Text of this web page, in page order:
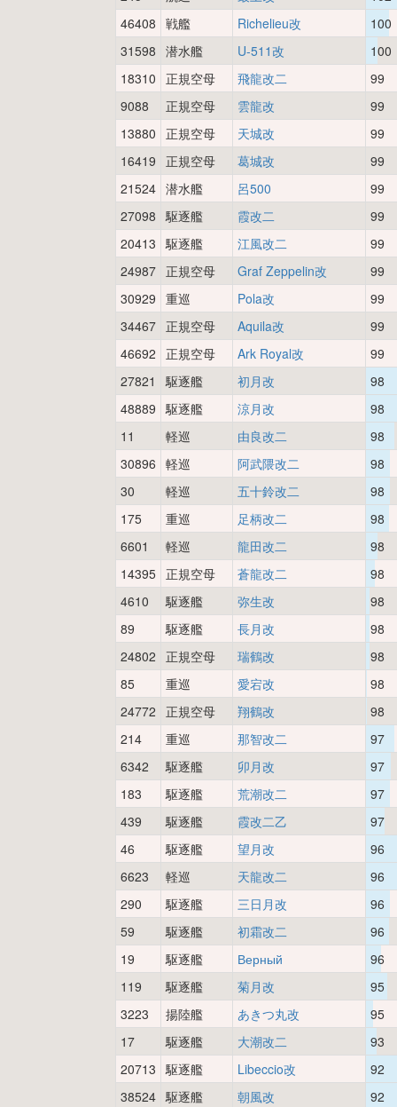
46408 戦艦 Richelieu改
100
31598 潜水艦 U-511改
100
18310 正規空母 飛龍改二
99
9088
正規空母 雲龍改
99
13880 正規空母 天城改
99
16419
正規空母 葛城改
99
21524 潜水艦 呂500
99
27098 駆逐艦 霞改二
99
20413 駆逐艦 江風改二
99
24987 正規空母 Graf Zeppelin改
99
30929 重巡 Pola改
99
34467 正規空母 Aquila改
99
46692 正規空母 Ark Royal改
99
27821
駆逐艦 初月改
98
48889 駆逐艦 涼月改
98
11
軽巡 由良改二
98
30896 軽巡 阿武隈改二
98
30
軽巡 五十鈴改二
98
175
重巡 足柄改二
98
6601
軽巡 龍田改二
98
14395 正規空母 蒼龍改二
98
4610
駆逐艦 弥生改
98
89
駆逐艦 長月改
98
24802
正規空母 瑞鶴改
98
85
重巡 愛宕改
98
24772
正規空母 翔鶴改
98
214
重巡 那智改二
97
6342
駆逐艦 卯月改
97
183
駆逐艦 荒潮改二
97
439
駆逐艦 霞改二乙
97
46
駆逐艦 望月改
96
6623
軽巡 天龍改二
96
290
駆逐艦 三日月改
96
59
駆逐艦 初霜改二
96
19
駆逐艦 Верный
96
119
駆逐艦 菊月改
95
3223
揚陸艦 あきつ丸改
95
17
駆逐艦 大潮改二
93
20713 駆逐艦 Libeccio改
92
38524 駆逐艦 朝風改
92